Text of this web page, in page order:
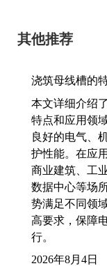
其他推荐
浇筑母线槽的
本文详细介绍
特点和应用领
良好的电气、
护性能。在应
商业建筑、工
数据中心等场
势满足不同领
高要求，保障
行。
2026年8月4日